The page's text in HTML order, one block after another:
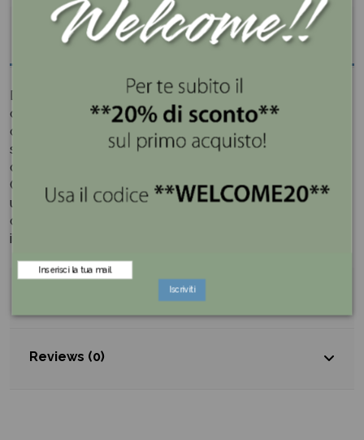
Descrizione
Dai un tocco di dolcezza e gioia alle tue celebrazioni
con l'esclusiva collezione di confettiMaxtris. Ogni
confetto è un piccolo scrigno di felicità, pronto a
sprigionare allegria e colore durante i momenti speciali
della tua vita.
Che tu stia celebrando un compleanno, un matrimonio,
una laurea o semplicemente la gioia di vivere, i nostri
confetti sono pronti a essere la scintilla di felicità che
illumina il tuo evento.
Dettagli del prodotto
Reviews (0)
Iscriviti